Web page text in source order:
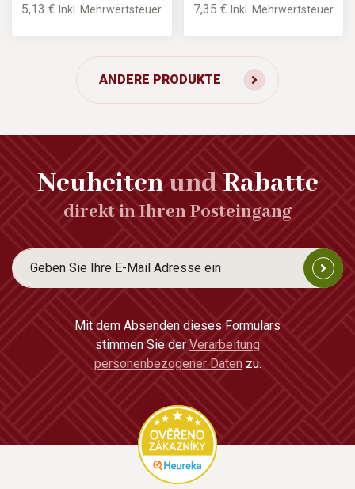
5,13 €Inkl. Mehrwertsteuer 7,35 € Inkl. Mehrwertsteuer
ANDERE PRODUKTE
NeuheitenundRabatte
direkt in Ihren Posteingang
Mit dem Absenden dieses Formulars
stimmen Sie der Verarbeitung
personenbezogener Daten zu.